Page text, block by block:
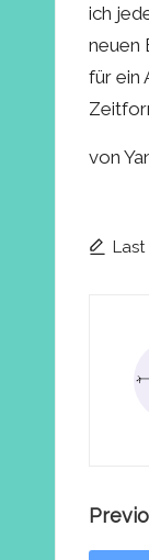
ich
neuen
für ein
von
Last